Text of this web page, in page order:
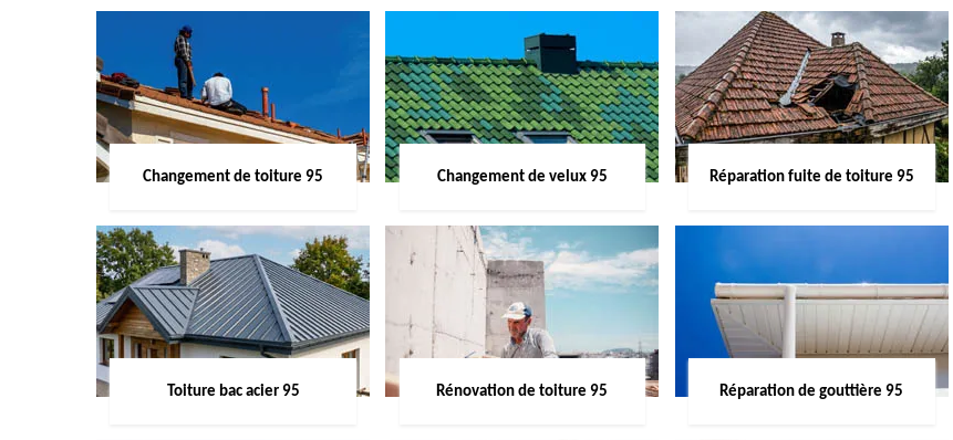
Changement de toiture 95 Changement de velux 95 Réparation fuite de toiture 95
Toiture bac acier 95 Rénovation de toiture 95 Réparation de gouttière 95